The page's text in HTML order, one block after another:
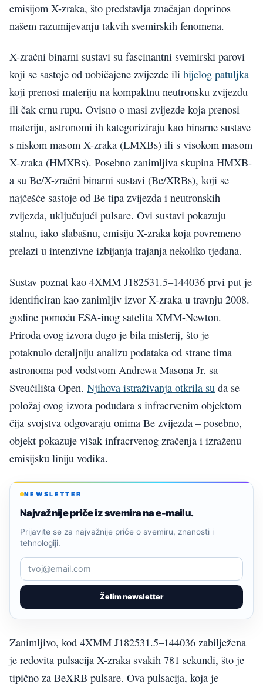
emisijom X-zraka, što predstavlja značajan doprinos
našem razumijevanju takvih svemirskih fenomena.
X-zračni binarni sustavi su fascinantni svemirski parovi
koji se sastoje od uobičajene zvijezde ili bijelog patuljka
koji prenosi materiju na kompaktnu neutronsku zvijezdu
ili čak crnu rupu. Ovisno o masi zvijezde koja prenosi
materiju, astronomi ih kategoriziraju kao binarne sustave
s niskom masom X-zraka (LMXBs) ili s visokom masom
X-zraka (HMXBs). Posebno zanimljiva skupina HMXB-
a su Be/X-zračni binarni sustavi (Be/XRBs), koji se
najčešće sastoje od Be tipa zvijezda i neutronskih
zvijezda, uključujući pulsare. Ovi sustavi pokazuju
stalnu, iako slabašnu, emisiju X-zraka koja povremeno
prelazi u intenzivne izbijanja trajanja nekoliko tjedana.
Sustav poznat kao 4XMM J182531.5–144036 prvi put je
identificiran kao zanimljiv izvor X-zraka u travnju 2008.
godine pomoću ESA-inog satelita XMM-Newton.
Priroda ovog izvora dugo je bila misterij, što je
potaknulo detaljniju analizu podataka od strane tima
astronoma pod vodstvom Andrewa Masona Jr. sa
Sveučilišta Open. Njihova istraživanja otkrila su da se
položaj ovog izvora podudara s infracrvenim objektom
čija svojstva odgovaraju onima Be zvijezda – posebno,
objekt pokazuje višak infracrvenog zračenja i izraženu
emisijsku liniju vodika.
NEWSLETTER
Najvažnije priče iz svemira na e-mailu.
Želim newsletter
Prijavite se za najvažnije priče o svemiru, znanosti i
tehnologiji.
Zanimljivo, kod 4XMM J182531.5–144036 zabilježena
je redovita pulsacija X-zraka svakih 781 sekundi, što je
tipično za BeXRB pulsare. Ova pulsacija, koja je